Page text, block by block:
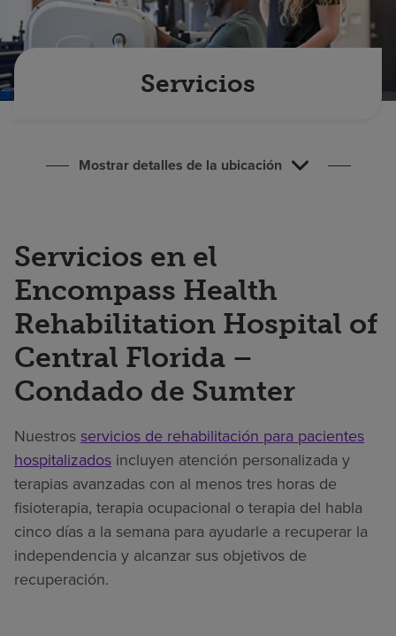
Empleos
Pagar mi factura
Servicios
Mostrar detalles de la ubicación
Servicios en el
Encompass Health
Rehabilitation Hospital of
Central Florida –
Condado de Sumter
Nuestros servicios de rehabilitación para pacientes
hospitalizados incluyen atención personalizada y
terapias avanzadas con al menos tres horas de
fisioterapia, terapia ocupacional o terapia del habla
cinco días a la semana para ayudarle a recuperar la
independencia y alcanzar sus objetivos de
recuperación.